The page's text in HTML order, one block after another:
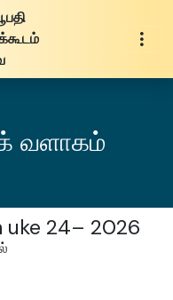
வளாகம்
uke 24– 2026